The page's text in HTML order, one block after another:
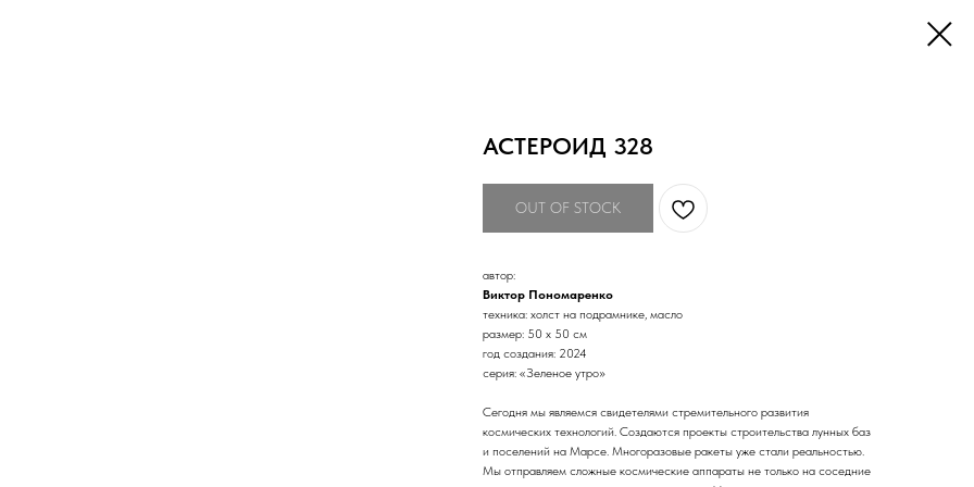
АСТЕРОИД 328
OUT OF STOCK
автор:
Виктор Пономаренко
техника: холст на подрамнике, масло
размер: 50 х 50 см
год создания: 2024
серия: «Зеленое утро»
Сегодня мы являемся свидетелями стремительного развития
космических технологий. Создаются проекты строительства лунных баз
и поселений на Марсе. Многоразовые ракеты уже стали реальностью.
Мы отправляем сложные космические аппараты не только на соседние